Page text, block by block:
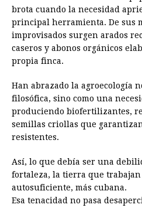
brota cuando la necesidad
principal herramienta. De sus
improvisados surgen arados
caseros y abonos orgánicos
propia finca.
Han abrazado la agroecología
filosófica, sino como una
produciendo biofertilizantes,
semillas criollas que
resistentes.
Así, lo que debía ser una
fortaleza, la tierra que trabajan
autosuficiente, más cubana.
Esa tenacidad no pasa